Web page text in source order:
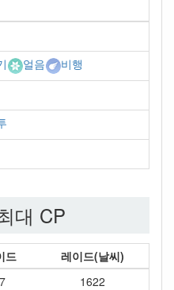
얼음
비행
대 CP
드
레이드(날씨)
1622